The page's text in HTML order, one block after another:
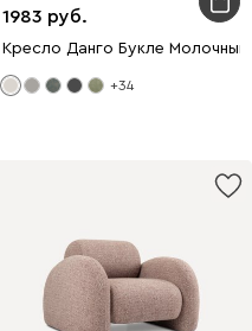
1983
Кресло Данго Букле Молочный
+34